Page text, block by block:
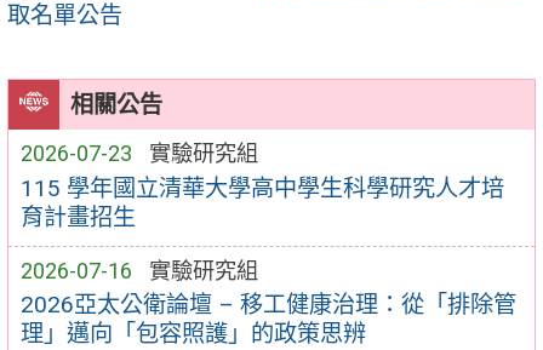
相關公告
2026-07-23 實驗研究組
115 學年國立清華大學高中學生科學研究人才培
育計畫招生
2026-07-16 實驗研究組
2026亞太公衛論壇 – 移工健康治理：從「排除管
理」邁向「包容照護」的政策思辨
取名單公告